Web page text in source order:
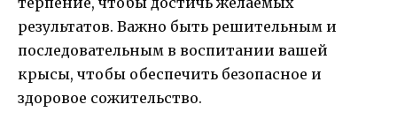
результатов. Важно быть решительным и
последовательным в воспитании вашей
крысы, чтобы обеспечить безопасное и
здоровое сожительство.